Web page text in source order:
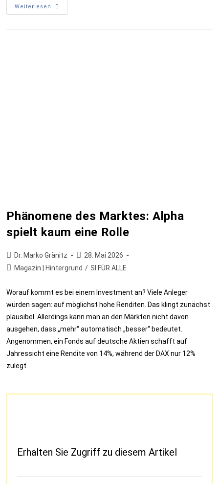
Weiterlesen
Phänomene des Marktes: Alpha
spielt kaum eine Rolle
Dr. Marko Gränitz
28. Mai 2026
Magazin | Hintergrund / SI FÜR ALLE
Worauf kommt es bei einem Investment an? Viele Anleger
würden sagen: auf möglichst hohe Renditen. Das klingt zunächst
plausibel. Allerdings kann man an den Märkten nicht davon
ausgehen, dass „mehr“ automatisch „besser“ bedeutet.
Angenommen, ein Fonds auf deutsche Aktien schafft auf
Jahressicht eine Rendite von 14%, während der DAX nur 12%
zulegt.
Erhalten Sie Zugriff zu diesem Artikel